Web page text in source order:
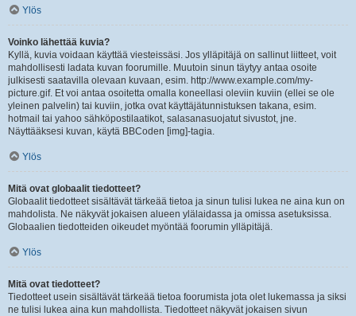
Ylös
Voinko lähettää kuvia?
Kyllä, kuvia voidaan käyttää viesteissäsi. Jos ylläpitäjä on sallinut liitteet, voit
mahdollisesti ladata kuvan foorumille. Muutoin sinun täytyy antaa osoite
julkisesti saatavilla olevaan kuvaan, esim. http://www.example.com/my-
picture.gif. Et voi antaa osoitetta omalla koneellasi oleviin kuviin (ellei se ole
yleinen palvelin) tai kuviin, jotka ovat käyttäjätunnistuksen takana, esim.
hotmail tai yahoo sähköpostilaatikot, salasanasuojatut sivustot, jne.
Näyttääksesi kuvan, käytä BBCoden [img]-tagia.
Ylös
Mitä ovat globaalit tiedotteet?
Globaalit tiedotteet sisältävät tärkeää tietoa ja sinun tulisi lukea ne aina kun on
mahdolista. Ne näkyvät jokaisen alueen ylälaidassa ja omissa asetuksissa.
Globaalien tiedotteiden oikeudet myöntää foorumin ylläpitäjä.
Ylös
Mitä ovat tiedotteet?
Tiedotteet usein sisältävät tärkeää tietoa foorumista jota olet lukemassa ja siksi
ne tulisi lukea aina kun mahdollista. Tiedotteet näkyvät jokaisen sivun